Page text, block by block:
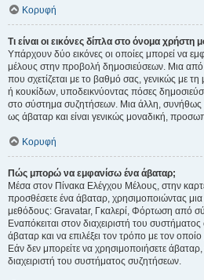
Κορυφή
Τι είναι οι εικόνες δίπλα στο όνομα χρήστη
Υπάρχουν δύο εικόνες οι οποίες μπορεί να
μέλους στην προβολή δημοσιεύσεων. Μια από
που σχετίζεται με το βαθμό σας, γενικώς με
ή κουκίδων, υποδεικνύοντας πόσες
στο σύστημα συζητήσεων. Μια άλλη, συνήθως
ως άβαταρ και είναι γενικώς μοναδική,
Κορυφή
Πώς μπορώ να εμφανίσω ένα άβαταρ;
Μέσα στον Πίνακα Ελέγχου Μέλους, στην
προσθέσετε ένα άβαταρ, χρησιμοποιώντας μια
μεθόδους: Gravatar, Γκαλερί, Φόρτωση από
Εναπόκειται στον διαχειριστή του
άβαταρ και να επιλέξει τον τρόπο με τον
Εάν δεν μπορείτε να χρησιμοποιήσετε
διαχειριστή του συστήματος συζητήσεων.